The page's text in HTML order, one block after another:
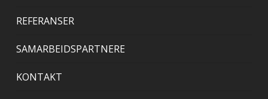
REFERANSER
SAMARBEIDSPARTNERE
KONTAKT